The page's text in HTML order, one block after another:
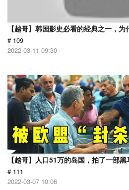
【越哥】韩国影史必看的经典之一，
# 109
2022-03-11 09:30
【越哥】人口51万的岛国，拍了一部
# 111
2022-03-07 10:06